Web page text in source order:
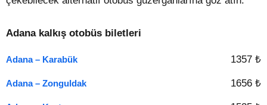
Adana kalkış otobüs biletleri
Adana – Karabük 1357 ₺
Adana – Zonguldak 1656 ₺